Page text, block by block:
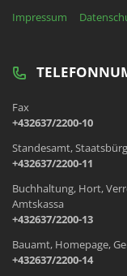
Impressum
Fax
+432637/2200-10
Standesamt,
+432637/2200-11
Buchhaltung, Hort,
Amtskassa
+432637/2200-13
Bauamt, Homepage,
+432637/2200-14